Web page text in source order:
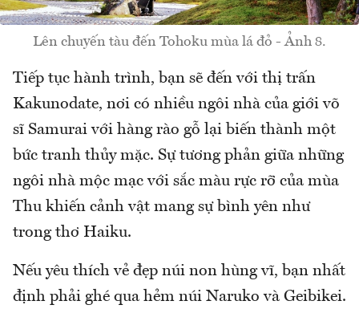
Lên chuyến tàu đến Tohoku mùa lá đỏ - Ảnh 8.
Tiếp tục hành trình, bạn sẽ đến với thị trấn
Kakunodate, nơi có nhiều ngôi nhà của giới võ
sĩ Samurai với hàng rào gỗ lại biến thành một
bức tranh thủy mặc. Sự tương phản giữa những
ngôi nhà mộc mạc với sắc màu rực rỡ của mùa
Thu khiến cảnh vật mang sự bình yên như
trong thơ Haiku.
Nếu yêu thích vẻ đẹp núi non hùng vĩ, bạn nhất
định phải ghé qua hẻm núi Naruko và Geibikei.